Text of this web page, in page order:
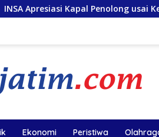
usai Kebakaran KM Mutiara
Ekonomi Peristiwa